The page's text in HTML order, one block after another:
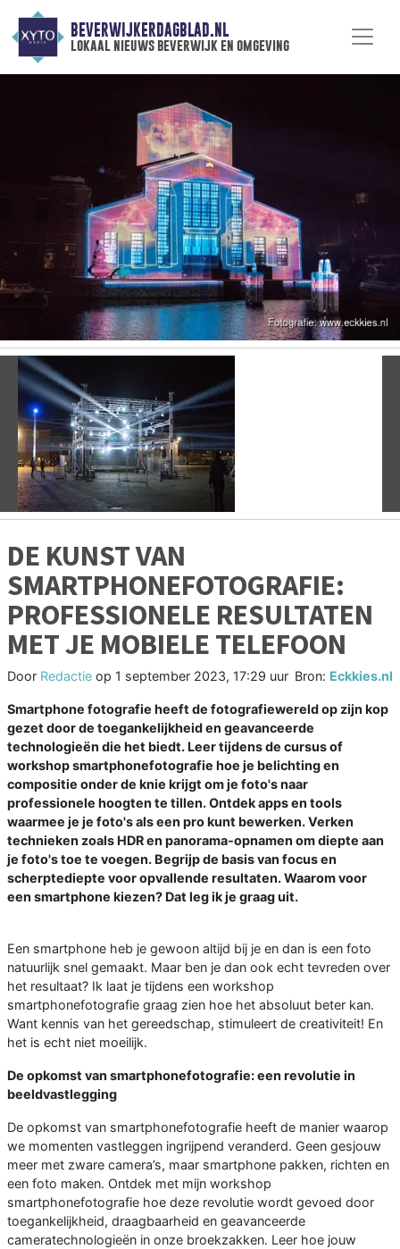
BEVERWIJKERDAGBLAD.NL
lokaal nieuws beverwijk en omgeving
Vorige
DE KUNST VAN
SMARTPHONEFOTOGRAFIE:
PROFESSIONELE RESULTATEN
MET JE MOBIELE TELEFOON
Door Redactie op 1 september 2023, 17:29 uur Bron: Eckkies.nl
Smartphone fotografie heeft de fotografiewereld op zijn kop
gezet door de toegankelijkheid en geavanceerde
technologieën die het biedt. Leer tijdens de cursus of
workshop smartphonefotografie hoe je belichting en
compositie onder de knie krijgt om je foto's naar
professionele hoogten te tillen. Ontdek apps en tools
waarmee je je foto's als een pro kunt bewerken. Verken
technieken zoals HDR en panorama-opnamen om diepte aan
je foto's toe te voegen. Begrijp de basis van focus en
scherptediepte voor opvallende resultaten. Waarom voor
een smartphone kiezen? Dat leg ik je graag uit.
Een smartphone heb je gewoon altijd bij je en dan is een foto
natuurlijk snel gemaakt. Maar ben je dan ook echt tevreden over
het resultaat? Ik laat je tijdens een workshop
smartphonefotografie graag zien hoe het absoluut beter kan.
Want kennis van het gereedschap, stimuleert de creativiteit! En
het is echt niet moeilijk.
De opkomst van smartphonefotografie: een revolutie in
beeldvastlegging
De opkomst van smartphonefotografie heeft de manier waarop
we momenten vastleggen ingrijpend veranderd. Geen gesjouw
meer met zware camera’s, maar smartphone pakken, richten en
een foto maken. Ontdek met mijn workshop
smartphonefotografie hoe deze revolutie wordt gevoed door
toegankelijkheid, draagbaarheid en geavanceerde
cameratechnologieën in onze broekzakken. Leer hoe jouw